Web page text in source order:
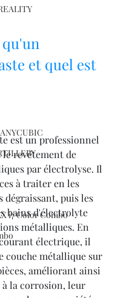
i7 Color Combo
et quel est
est un professionnel
le revêtement de
par électrolyse. Il
à traiter en les
dégraissant, puis les
bains d'électrolyte
métalliques. En
électrique, il
couche métallique sur
améliorant ainsi
la corrosion, leur